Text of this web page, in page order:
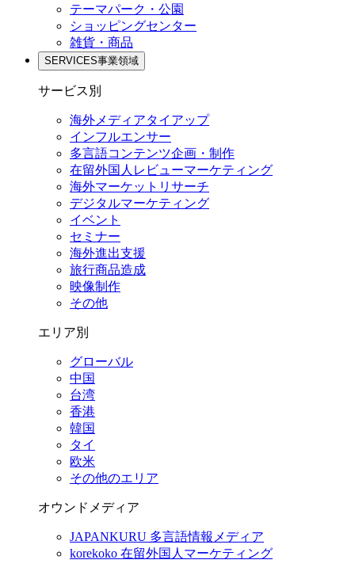
テーマパーク・公園
ショッピングセンター
雑貨・商品
SERVICES事業領域
サービス別
海外メディアタイアップ
インフルエンサー
多言語コンテンツ企画・制作
在留外国⼈レビューマーケティング
海外マーケットリサーチ
デジタルマーケティング
イベント
セミナー
海外進出支援
旅行商品造成
映像制作
その他
エリア別
グローバル
中国
台湾
香港
韓国
タイ
欧米
その他のエリア
オウンドメディア
JAPANKURU 多言語情報メディア
korekoko 在留外国人マーケティング